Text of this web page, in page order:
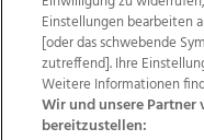
Wir über uns
Datenschutz
AGB Website
Einstellungen bearbeiten
[oder das schwebende
zutreffend]. Ihre
Weitere Informationen
Wir und unsere Partner
bereitzustellen: